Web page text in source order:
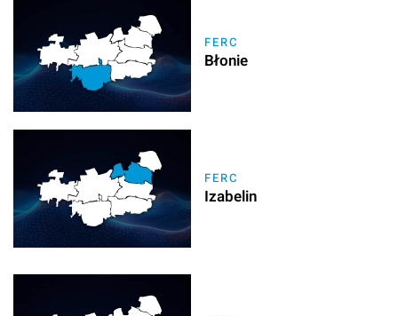
FERC
Błonie
FERC
Izabelin